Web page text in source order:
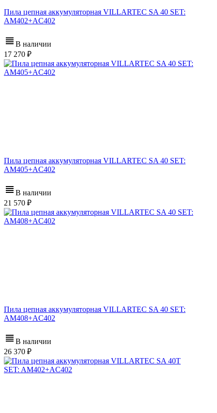
Пила цепная аккумуляторная VILLARTEC SA 40 SET:
AM402+AC402
В наличии
17 270
Пила цепная аккумуляторная VILLARTEC SA 40 SET:
AM405+AC402
В наличии
21 570
Пила цепная аккумуляторная VILLARTEC SA 40 SET:
AM408+AC402
В наличии
26 370